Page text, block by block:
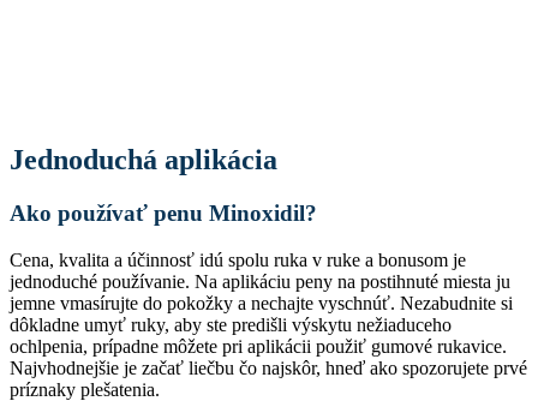
Jednoduchá aplikácia
Ako používať penu Minoxidil?
Cena, kvalita a účinnosť idú spolu ruka v ruke a bonusom je
jednoduché používanie. Na aplikáciu peny na postihnuté miesta ju
jemne vmasírujte do pokožky a nechajte vyschnúť. Nezabudnite si
dôkladne umyť ruky, aby ste predišli výskytu nežiaduceho
ochlpenia, prípadne môžete pri aplikácii použiť gumové rukavice.
Najvhodnejšie je začať liečbu čo najskôr, hneď ako spozorujete prvé
príznaky plešatenia.